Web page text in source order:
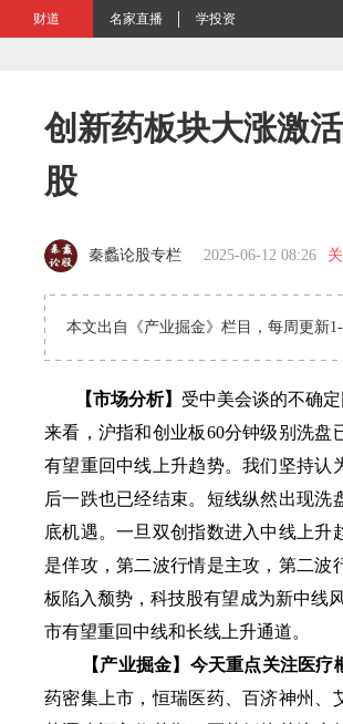
财道 名家直播 学投资
创新药板块大涨激
股
秦蠡论股专栏 2025-06-12 08:26
本文出自《产业掘金》栏目，每周更新
【市场分析】 受中美会谈的不确
来看，沪指和创业板60分钟级别洗盘
有望重回中线上升趋势。我们坚持认
后一跌也已经结束。短线纵然出现洗
底机遇。一旦双创指数进入中线上
是佯攻，第二波行情是主攻，第二波
板陷入颓势，科技股有望成为新中线
市有望重回中线和长线上升通道。
【产业掘金】今天重点关注医疗
药密集上市，恒瑞医药、百济神州、